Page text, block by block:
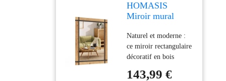
HOMASIS
Miroir mural
x 100 cm - Miroir
décoratif avec
cadre en bois et
crochets - Miroir
Naturel et moderne :
ce miroir rectangulaire
décoratif en bois
naturel et rustique avec
143,99 €